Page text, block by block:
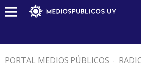
PORTAL MEDIOS PÚBLICOS .